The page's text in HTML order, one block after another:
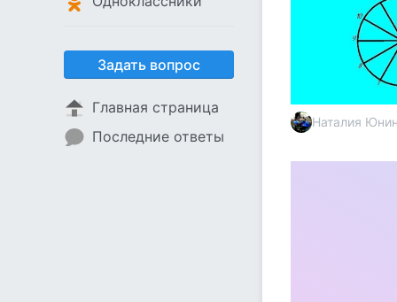
Задать вопрос
Главная страница
Последние ответы
Наталия